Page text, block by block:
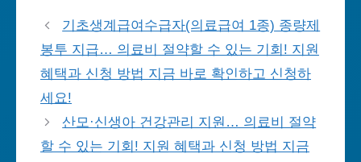
기초생계급여수급자(의료급여 1종) 종량제
봉투 지급… 의료비 절약할 수 있는 기회! 지원
혜택과 신청 방법 지금 바로 확인하고 신청하
세요!
산모·신생아 건강관리 지원… 의료비 절약
할 수 있는 기회! 지원 혜택과 신청 방법 지금